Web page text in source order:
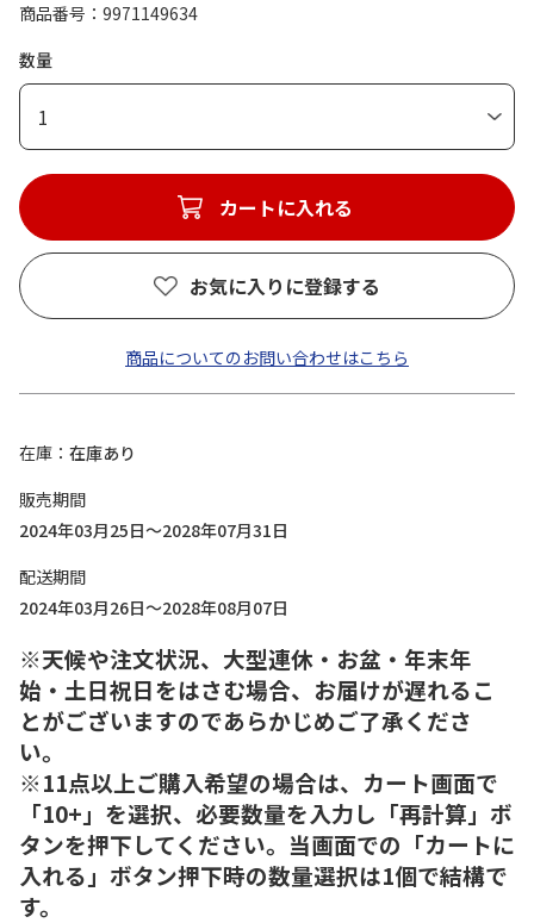
商品番号
9971149634
数量
1
カートに入れる
お気に入りに登録する
商品についてのお問い合わせはこちら
在庫
在庫あり
販売期間
2024年03月25日～2028年07月31日
配送期間
2024年03月26日～2028年08月07日
※天候や注文状況、大型連休・お盆・年末年
始・土日祝日をはさむ場合、お届けが遅れるこ
とがございますのであらかじめご了承くださ
い。
※11点以上ご購入希望の場合は、カート画面で
「10+」を選択、必要数量を入力し「再計算」ボ
タンを押下してください。当画面での「カートに
入れる」ボタン押下時の数量選択は1個で結構で
す。